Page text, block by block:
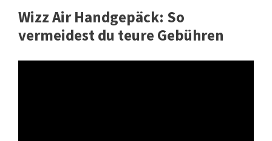
Wizz Air Handgepäck: So
vermeidest du teure Gebühren